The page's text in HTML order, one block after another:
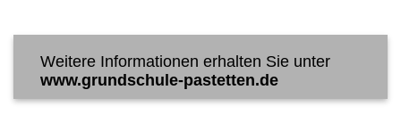
Weitere Informationen erhalten Sie unter
www.grundschule-pastetten.de